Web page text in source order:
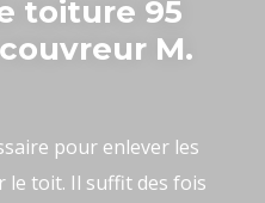
toiture 95
M.
pour enlever les
le toit. Il suffit des fois